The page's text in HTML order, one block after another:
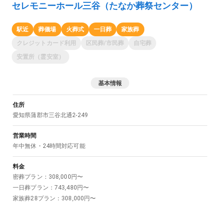
セレモニーホール三谷（たなか葬祭センター）
駅近 葬儀場 火葬式 一日葬
家族葬
クレジットカード利用
区民葬/市民葬
自宅葬
安置所（霊安室）
基本情報
住所
愛知県蒲郡市三谷北通2-249
営業時間
年中無休・24時間対応可能
料金
密葬プラン ： 308,000 円〜
一日葬プラン ： 743,480 円〜
家族葬28プラン ： 308,000 円〜